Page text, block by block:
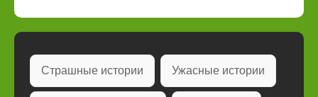
Страшные истории Ужасные истории